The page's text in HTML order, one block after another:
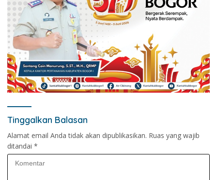
Tinggalkan Balasan
Alamat email Anda tidak akan dipublikasikan. Ruas yang wajib
ditandai *